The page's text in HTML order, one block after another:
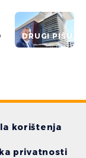
DRUGI PIŠU
korištenja
privatnosti